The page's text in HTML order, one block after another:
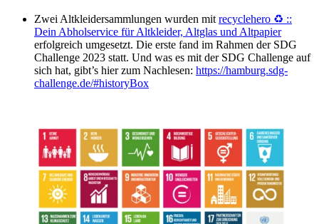
Zwei Altkleidersammlungen wurden mit recyclehero ♻ ::
Dein Abholservice für Altkleider, Altglas und Altpapier
erfolgreich umgesetzt. Die erste fand im Rahmen der SDG
Challenge 2023 statt. Und was es mit der SDG Challenge auf
sich hat, gibt’s hier zum Nachlesen: https://hamburg.sdg-
challenge.de/#historyBox